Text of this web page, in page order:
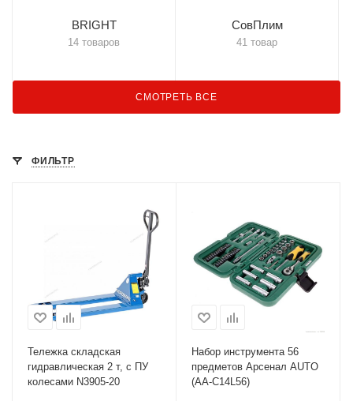
BRIGHT
14 товаров
СовПлим
41 товар
СМОТРЕТЬ ВСЕ
ФИЛЬТР
Тележка складская
гидравлическая 2 т, с ПУ
колесами N3905-20
Набор инструмента 56
предметов Арсенал AUTO
(AA-C14L56)